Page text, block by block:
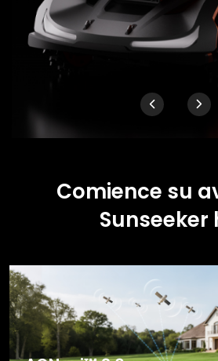
Comience su
Sunseeker